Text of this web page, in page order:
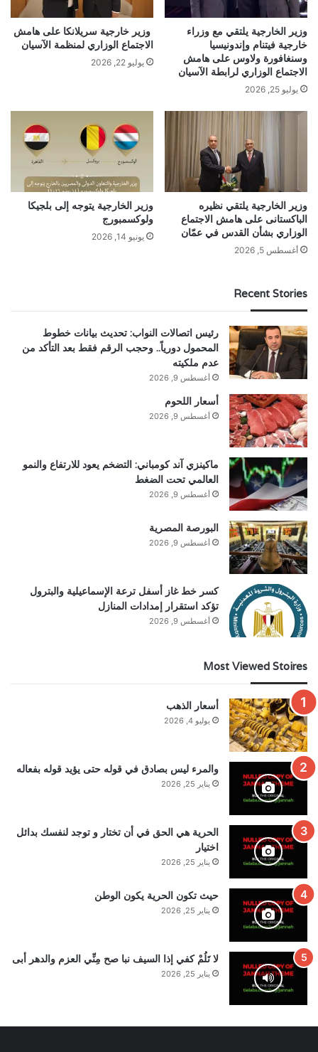
وزير الخارجية يلتقي مع وزراء
خارجية فيتنام وإندونيسيا
وسنغافورة ولاوس على هامش
الاجتماع الوزاري لرابطة الآسيان
يوليو 25, 2026
وزير خارجية سريلانكا على هامش
الاجتماع الوزاري لمنظمة الآسيان
يوليو 22, 2026
وزير الخارجية يلتقي نظيره
الباكستانى على هامش الاجتماع
الوزاري بشأن القدس في عمّان
أغسطس 5, 2026
وزير الخارجية يتوجه إلى بلجيكا
ولوكسمبورج
يونيو 14, 2026
Recent Stories
رئيس اتصالات النواب: تحديث بيانات خطوط
المحمول دورياً.. وحجب الرقم فقط بعد التأكد من
عدم ملكيته
أغسطس 9, 2026
أسعار اللحوم
أغسطس 9, 2026
ماكينزي آند كومباني: التضخم يعود للارتفاع والنمو
العالمي تحت الضغط
أغسطس 9, 2026
البورصة المصرية
أغسطس 9, 2026
كسر خط غاز أسفل ترعة الإسماعيلية والبترول
تؤكد استقرار إمدادات المنازل
أغسطس 9, 2026
Most Viewed Stoires
أسعار الذهب
يوليو 4, 2026
والمرء ليس بصادق في قوله حتى يؤيد قوله بفعاله
يناير 25, 2026
الحرية هي الحق في أن تختار و توجد لنفسك بدائل
اختيار
يناير 25, 2026
حيث تكون الحرية يكون الوطن
يناير 25, 2026
لا تَلُمْ كفي إذا السيف نبا صح مِنِّي العزم والدهر أبى
يناير 25, 2026